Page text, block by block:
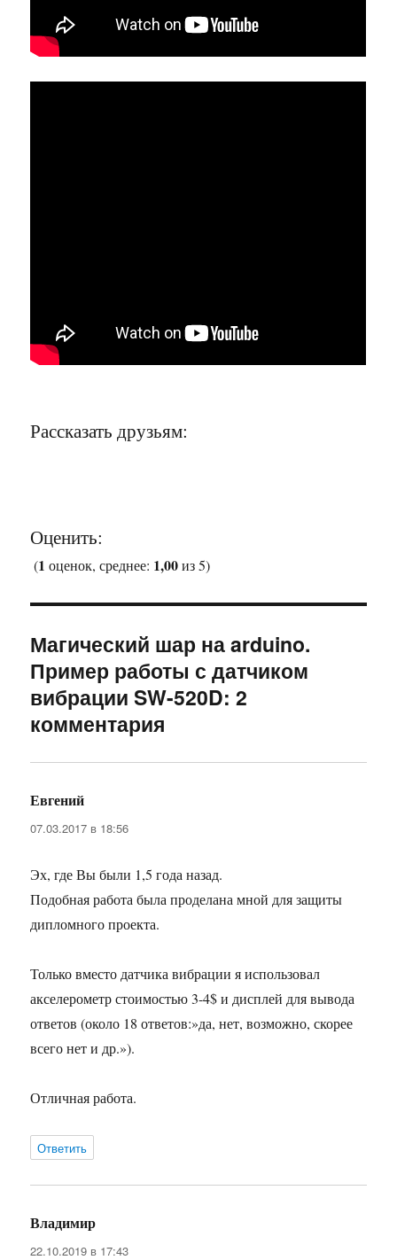
Рассказать друзьям:
Оценить:
(1 оценок, среднее: 1,00из 5)
Магический шар на arduino.
Пример работы с датчиком
вибрации SW-520D: 2
комментария
Евгений
07.03.2017 в 18:56
Эх, где Вы были 1,5 года назад.
Подобная работа была проделана мной для защиты
дипломного проекта.
Только вместо датчика вибрации я использовал
акселерометр стоимостью 3-4$ и дисплей для вывода
ответов (около 18 ответов:»да, нет, возможно, скорее
всего нет и др.»).
Отличная работа.
Ответить
Владимир
22.10.2019 в 17:43